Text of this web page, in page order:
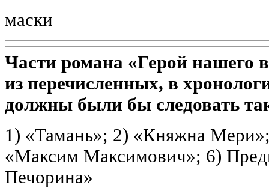
маски
Части романа «Герой
из перечисленных, в
должны были бы следовать
1) «Тамань»; 2) «Княжна
«Максим Максимович»; 6)
Печорина»